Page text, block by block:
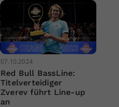
07.10.2024
Red Bull BassLine:
Titelverteidiger
Zverev führt Line-up
an